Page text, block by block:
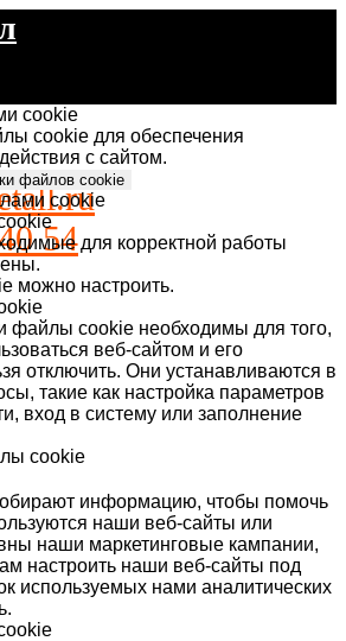
54
cookie
cookie для обеспечения
с сайтом.
файлов cookie
cookie
для корректной работы
можно настроить.
файлы cookie необходимы для того,
веб-сайтом и его
отключить. Они устанавливаются в
такие как настройка параметров
вход в систему или заполнение
cookie
информацию, чтобы помочь
наши веб-сайты или
наши маркетинговые кампании,
настроить наши веб-сайты под
используемых нами аналитических